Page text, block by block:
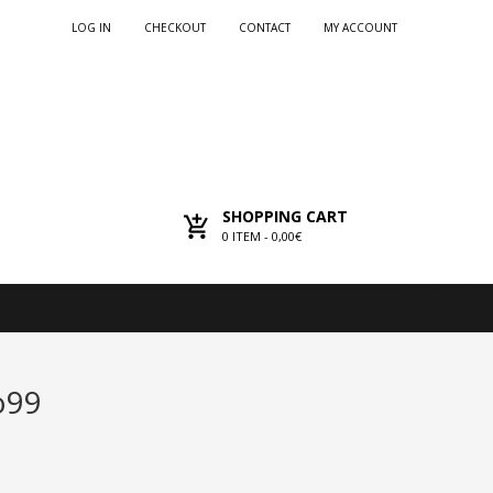
MY ACCOUNT
CONTACT
CHECKOUT
LOG IN
SHOPPING CART
0 ITEM - 0,00€